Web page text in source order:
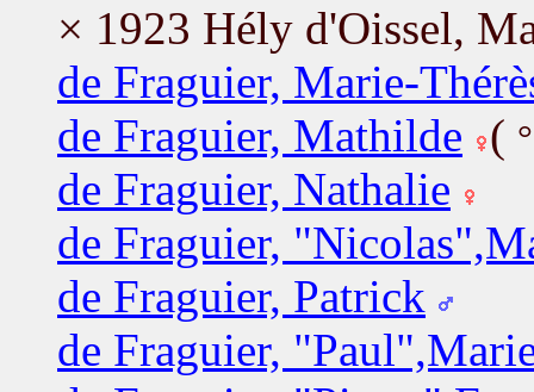
× 1923 Hély d'Oissel,
de Fraguier, Marie-
de Fraguier, Mathilde (
de Fraguier, Nathalie
de Fraguier,
de Fraguier, Patrick
de Fraguier,